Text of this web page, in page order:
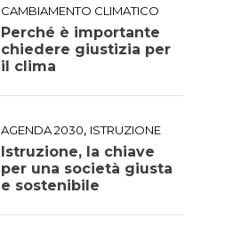
CAMBIAMENTO CLIMATICO
Perché è importante
chiedere giustizia per
il clima
AGENDA 2030, ISTRUZIONE
Istruzione, la chiave
per una società giusta
e sostenibile